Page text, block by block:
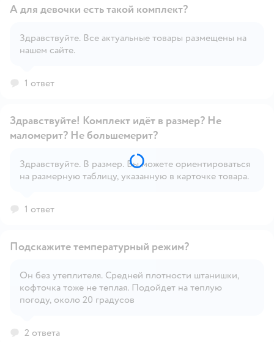
А для девочки есть такой комплект?
Здравствуйте. Все актуальные товары размещены на
нашем сайте.
1 ответ
Открыть вопрос
Здравствуйте! Комплект идёт в размер? Не
маломерит? Не большемерит?
Здравствуйте. В размер. Вы можете ориентироваться
на размерную таблицу, указанную в карточке товара.
1 ответ
Открыть вопрос
Подскажите температурный режим?
Он без утеплителя. Средней плотности штанишки,
кофточка тоже не теплая. Подойдет на теплую
погоду, около 20 градусов
2 ответа